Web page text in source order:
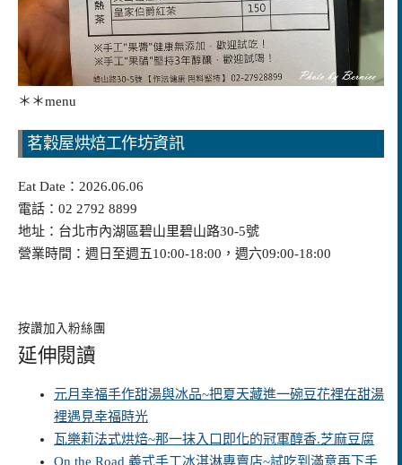
＊＊menu
茗穀屋烘焙工作坊資訊
Eat Date：2026.06.06
電話：02 2792 8899
地址：台北市內湖區碧山里碧山路30-5號
營業時間：週日至週五10:00-18:00，週六09:00-18:00
按讚加入粉絲團
延伸閱讀
元月幸福手作甜湯與冰品~把夏天藏進一碗豆花裡在甜湯
裡遇見幸福時光
瓦樂莉法式烘焙~那一抹入口即化的冠軍醇香.芝麻豆腐
On the Road 義式手工冰淇淋專賣店~試吃到滿意再下手